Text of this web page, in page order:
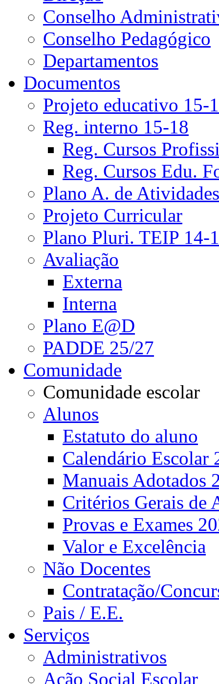
Conselho
Conselho Pedagógico
Departamentos
Documentos
Projeto educativo 15-
Reg. interno 15-18
Reg. Cursos
Reg. Cursos Edu.
Plano A. de Atividades
Projeto Curricular
Plano Pluri. TEIP 14-
Avaliação
Externa
Interna
Plano E@D
PADDE 25/27
Comunidade
Comunidade escolar
Alunos
Estatuto do aluno
Calendário Escolar
Manuais Adotados
Critérios Gerais de
Provas e Exames
Valor e Excelência
Não Docentes
Contratação/
Pais / E.E.
Serviços
Administrativos
Ação Social Escolar